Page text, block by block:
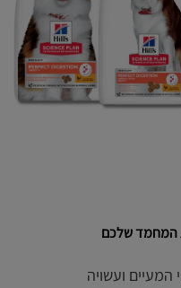
שלכם
ועשויה